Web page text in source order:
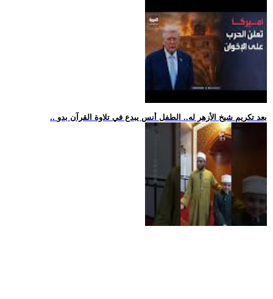
.. بعد تكريم شيخ الأزهر له.. الطفل أنس يبدع في تلاوة القرآن بدو